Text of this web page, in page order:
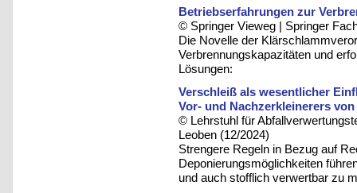
Betriebserfahrungen zur
© Springer Vieweg | Springer
Die Novelle der
Verbrennungskapazitäten und
Lösungen:
Verschleiß als wesentlicher
Vor- und Nachzerkleinerers
© Lehrstuhl für
Leoben (12/2024)
Strengere Regeln in Bezug auf
Deponierungsmöglichkeiten
und auch stofflich verwertbar zu